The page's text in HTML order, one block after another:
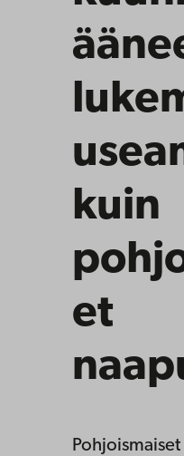
kuin
et